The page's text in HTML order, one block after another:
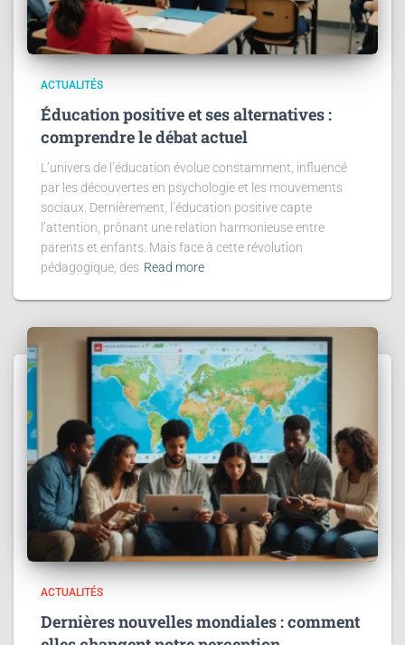
ACTUALITÉS
Éducation positive et ses alternatives :
comprendre le débat actuel
L’univers de l’éducation évolue constamment, influencé
par les découvertes en psychologie et les mouvements
sociaux. Dernièrement, l’éducation positive capte
l’attention, prônant une relation harmonieuse entre
parents et enfants. Mais face à cette révolution
pédagogique, des Read more
ACTUALITÉS
Dernières nouvelles mondiales : comment